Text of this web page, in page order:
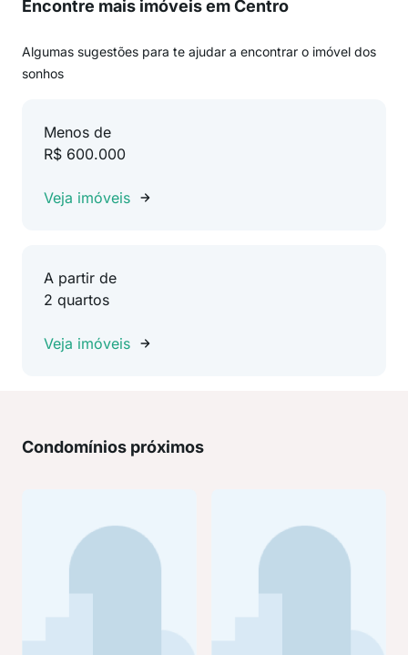
Encontre mais imóveis em Centro
Algumas sugestões para te ajudar a encontrar o imóvel dos
sonhos
Menos de
R$ 600.000
Veja imóveis
A partir de
2 quartos
Veja imóveis
Condomínios próximos